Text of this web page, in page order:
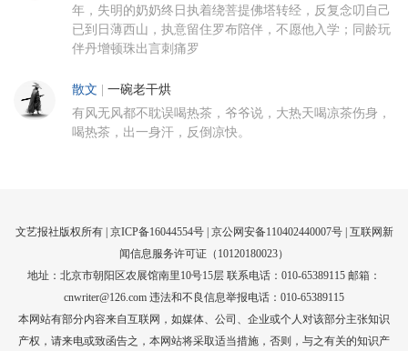
年，失明的奶奶终日执着绕菩提佛塔转经，反复念叨自己
已到日薄西山，执意留住罗布陪伴，不愿他入学；同龄玩
伴丹增顿珠出言刺痛罗
散文 一碗老干烘
有风无风都不耽误喝热茶，爷爷说，大热天喝凉茶伤身，
喝热茶，出一身汗，反倒凉快。
文艺报社版权所有 | 京ICP备16044554号| 京公网安备110402440007号 | 互联网新
闻信息服务许可证（10120180023）
地址：北京市朝阳区农展馆南里10号15层 联系电话：010-65389115 邮箱：
cnwriter@126.com 违法和不良信息举报电话：010-65389115
本网站有部分内容来自互联网，如媒体、公司、企业或个人对该部分主张知识
产权，请来电或致函告之，本网站将采取适当措施，否则，与之有关的知识产